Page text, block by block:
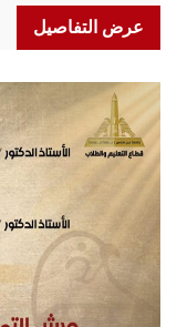
عرض التفاصيل